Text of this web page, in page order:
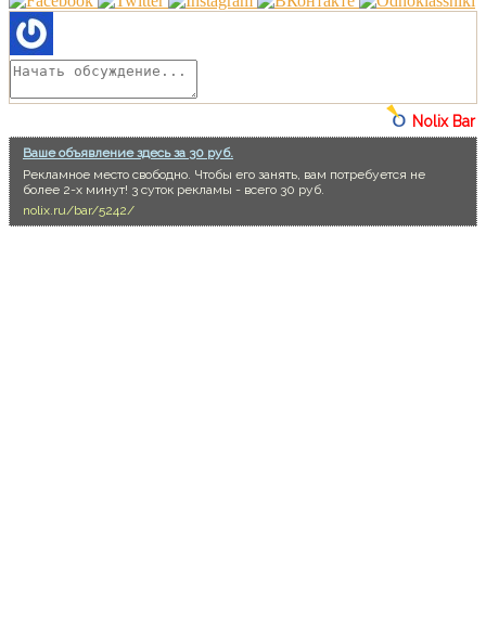
Nolix Bar
Ваше объявление здесь за 30 руб.
Рекламное место свободно. Чтобы его занять, вам потребуется не
более 2-х минут! 3 суток рекламы - всего 30 руб.
nolix.ru/bar/5242/